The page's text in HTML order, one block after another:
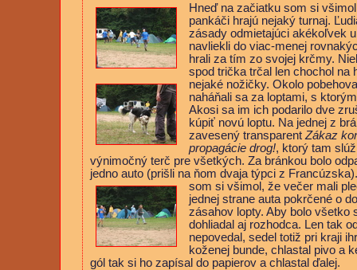
Hneď na začiatku som si
pankáči hrajú nejaký turnaj.
zásady odmietajúci akékoľvek
navliekli do viac-menej
hrali za tím zo svojej krčmy.
spod trička trčal len chochol na
nejaké nožičky. Okolo
naháňali sa za loptami, s
Akosi sa im ich podarilo dve
kúpiť novú loptu. Na jednej z
zavesený transparent Zákaz
propagácie drog!, ktorý tam
výnimočný terč pre všetkých. Za bránkou bolo
jedno auto (prišli na ňom dvaja týpci z
som si všimol, že večer mali
jednej strane auta pokrčené o
zásahov lopty. Aby bolo všetko
dohliadal aj rozhodca. Len tak
nepovedal, sedel totiž pri kraji
koženej bunde, chlastal pivo a
gól tak si ho zapísal do papierov a chlastal ďalej.